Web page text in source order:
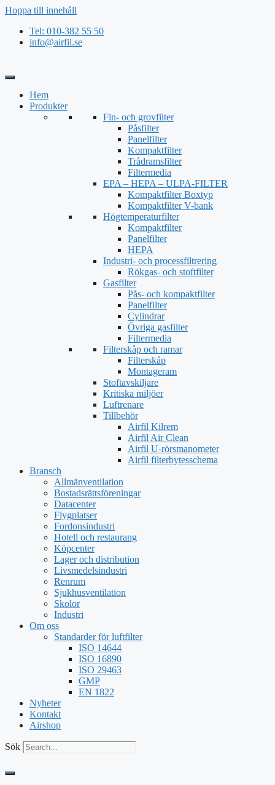
Hoppa till innehåll
Tel: 010-382 55 50
info@airfil.se
Hem
Produkter
Fin- och grovfilter
Påsfilter
Panelfilter
Kompaktfilter
Trådramsfilter
Filtermedia
EPA – HEPA – ULPA-FILTER
Kompaktfilter Boxtyp
Kompaktfilter V-bank
Högtemperaturfilter
Kompaktfilter
Panelfilter
HEPA
Industri- och processfiltrering
Rökgas- och stoftfilter
Gasfilter
Pås- och kompaktfilter
Panelfilter
Cylindrar
Övriga gasfilter
Filtermedia
Filterskåp och ramar
Filterskåp
Montageram
Stoftavskiljare
Kritiska miljöer
Luftrenare
Tillbehör
Airfil Kilrem
Airfil Air Clean
Airfil U-rörsmanometer
Airfil filterbytesschema
Bransch
Allmänventilation
Bostadsrättsföreningar
Datacenter
Flygplatser
Fordonsindustri
Hotell och restaurang
Köpcenter
Lager och distribution
Livsmedelsindustri
Renrum
Sjukhusventilation
Skolor
Industri
Om oss
Standarder för luftfilter
ISO 14644
ISO 16890
ISO 29463
GMP
EN 1822
Nyheter
Kontakt
Airshop
Sök